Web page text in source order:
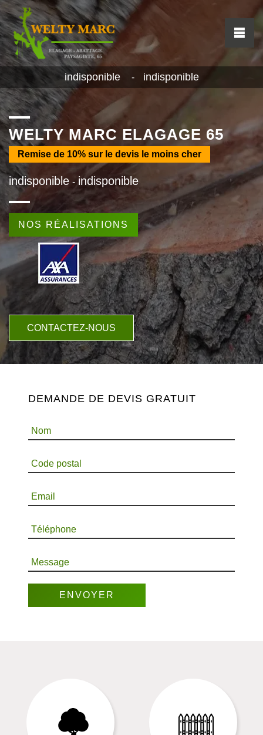
indisponible - indisponible
WELTY MARC ELAGAGE 65
Remise de 10% sur le devis le moins cher
indisponible - indisponible
NOS RÉALISATIONS
CONTACTEZ-NOUS
DEMANDE DE DEVIS GRATUIT
Nom
Code postal
Email
Téléphone
Message